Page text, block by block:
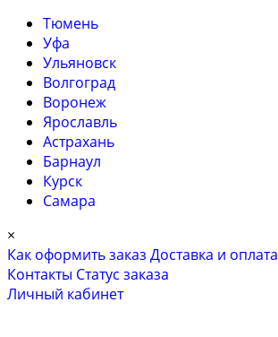
Тюмень
Уфа
Ульяновск
Волгоград
Воронеж
Ярославль
Астрахань
Барнаул
Курск
Самара
×
Как оформить заказ Доставка и оплата
Контакты Cтатус заказа
Личный кабинет